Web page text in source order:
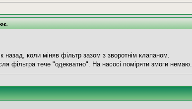
назад, коли міняв фільтр зазом з зворотнім клапаном.
фільтра тече "одекватно". На насосі поміряти змоги